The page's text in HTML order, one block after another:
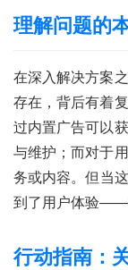
理解问题的
在深入解决方案
存在，背后有着
过内置广告可以
与维护；而对于
务或内容。但当
到了用户体验——
行动指南：